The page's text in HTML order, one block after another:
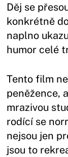
Děj se
konkrétně
naplno
humor celé
Tento film
peněžence,
mrazivou
rodící se
nejsou jen
jsou to